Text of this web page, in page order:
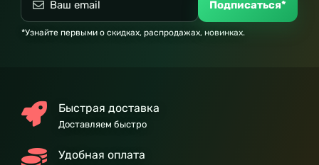
Подписаться*
*Узнайте первыми о скидках, распродажах, новинках.
Быстрая доставка
Доставляем быстро
Удобная оплата